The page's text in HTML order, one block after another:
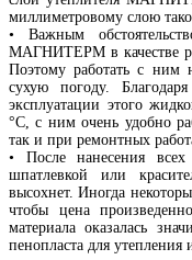
миллиметровому слою
• Важным
МАГНИТЕРМ в качестве
Поэтому работать с
сухую погоду.
эксплуатации этого
°C, с ним очень удобно
так и при ремонтных
• После нанесения
шпатлевкой или
высохнет. Иногда
чтобы цена
материала оказалась
пенопласта для